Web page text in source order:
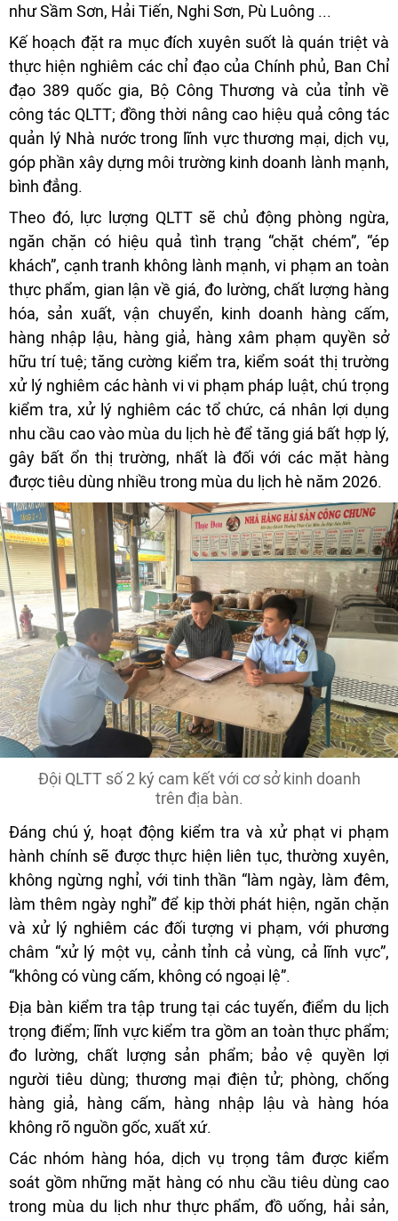
như Sầm Sơn, Hải Tiến, Nghi Sơn, Pù Luông ...
Kế hoạch đặt ra mục đích xuyên suốt là quán triệt và
thực hiện nghiêm các chỉ đạo của Chính phủ, Ban Chỉ
đạo 389 quốc gia, Bộ Công Thương và của tỉnh về
công tác QLTT; đồng thời nâng cao hiệu quả công tác
quản lý Nhà nước trong lĩnh vực thương mại, dịch vụ,
góp phần xây dựng môi trường kinh doanh lành mạnh,
bình đẳng.
Theo đó, lực lượng QLTT sẽ chủ động phòng ngừa,
ngăn chặn có hiệu quả tình trạng “chặt chém”, “ép
khách”, cạnh tranh không lành mạnh, vi phạm an toàn
thực phẩm, gian lận về giá, đo lường, chất lượng hàng
hóa, sản xuất, vận chuyển, kinh doanh hàng cấm,
hàng nhập lậu, hàng giả, hàng xâm phạm quyền sở
hữu trí tuệ; tăng cường kiểm tra, kiểm soát thị trường
xử lý nghiêm các hành vi vi phạm pháp luật, chú trọng
kiểm tra, xử lý nghiêm các tổ chức, cá nhân lợi dụng
nhu cầu cao vào mùa du lịch hè để tăng giá bất hợp lý,
gây bất ổn thị trường, nhất là đối với các mặt hàng
được tiêu dùng nhiều trong mùa du lịch hè năm 2026.
Đội QLTT số 2 ký cam kết với cơ sở kinh doanh
trên địa bàn.
Đáng chú ý, hoạt động kiểm tra và xử phạt vi phạm
hành chính sẽ được thực hiện liên tục, thường xuyên,
không ngừng nghỉ, với tinh thần “làm ngày, làm đêm,
làm thêm ngày nghỉ” để kịp thời phát hiện, ngăn chặn
và xử lý nghiêm các đối tượng vi phạm, với phương
châm “xử lý một vụ, cảnh tỉnh cả vùng, cả lĩnh vực”,
“không có vùng cấm, không có ngoại lệ”.
Địa bàn kiểm tra tập trung tại các tuyến, điểm du lịch
trọng điểm; lĩnh vực kiểm tra gồm an toàn thực phẩm;
đo lường, chất lượng sản phẩm; bảo vệ quyền lợi
người tiêu dùng; thương mại điện tử; phòng, chống
hàng giả, hàng cấm, hàng nhập lậu và hàng hóa
không rõ nguồn gốc, xuất xứ.
Các nhóm hàng hóa, dịch vụ trọng tâm được kiểm
soát gồm những mặt hàng có nhu cầu tiêu dùng cao
trong mùa du lịch như thực phẩm, đồ uống, hải sản,